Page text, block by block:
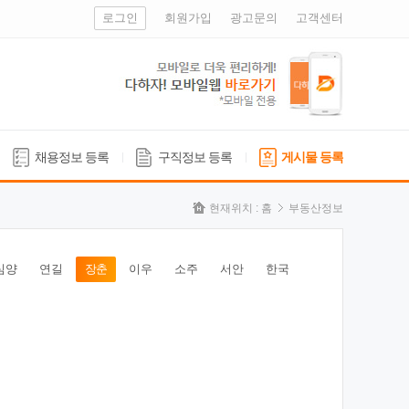
로그인 회원가입 광고문의 고객센터
채용정보 등록 구직정보 등록 게시물 등록
현재위치 : 홈 부동산정보
양 연길 장춘 이우 소주 서안 한국